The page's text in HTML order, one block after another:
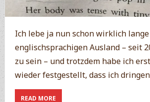
Ich lebe ja nun schon wirklich
englischsprachigen Ausland – seit
zu sein – und trotzdem habe ich
wieder festgestellt, dass ich
READ MOREABOUT